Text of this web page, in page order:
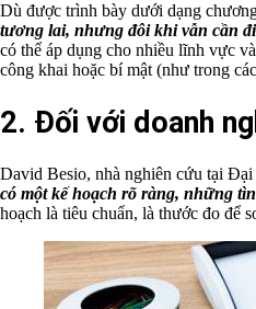
Dù được trình bày dưới dạng
tương lai, nhưng đôi khi vẫn cần
có thể áp dụng cho nhiều lĩnh vực
công khai hoặc bí mật (như trong
2. Đối với doanh
David Besio, nhà nghiên cứu tại
có một kế hoạch rõ ràng, những
hoạch là tiêu chuẩn, là thước đo để